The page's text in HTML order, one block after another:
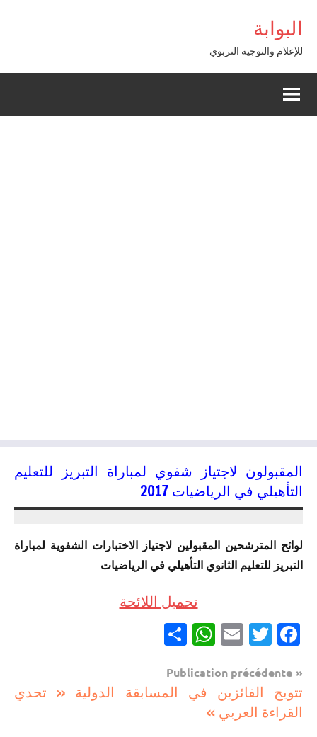
contenu
البوابة
للإعلام والتوجيه التربوي
المقبولون لاجتياز شفوي لمباراة التبريز للتعليم
التأهيلي في الرياضيات 2017
لوائح المترشحين المقبولين لاجتياز الاختبارات الشفوية لمباراة
التبريز للتعليم الثانوي التأهيلي في الرياضيات
تحميل اللائحة​
Facebook
Twitter
Email
WhatsApp
مباريات
Navigation
de
l’article
Publication précédente
تتويج الفائزين في المسابقة الدولية « تحدي
القراءة العربي »